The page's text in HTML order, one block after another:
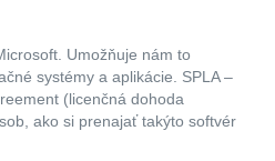
Umožňuje nám to
systémy a aplikácie. SPLA –
(licenčná dohoda
ako si prenajať takýto softvér